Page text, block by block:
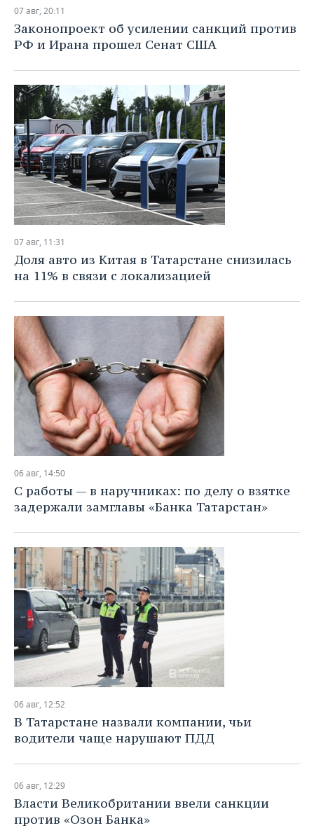
НЕФТЕХИМИЯ
НЕФТЬ
ОПК
ЭНЕРГЕТИКА
РОЗНИЧНАЯ ТОРГОВЛЯ
УСЛУГИ
НОВОСТИ ТЕХНОЛОГИЙ
МЕДИА
ТЕЛЕКОММУНИКАЦИИ
МЕРОПРИЯТИЯ
ВЫЕЗДНАЯ РЕДАКЦИЯ
БИЗНЕС-БРАНЧИ
ONLINE-КОНФЕРЕНЦИИ
ОТКРЫТАЯ ЛЕКЦИЯ
НОВОСТИ СПОРТА
ФУТБОЛ
ХОККЕЙ
БАСКЕТБОЛ
ВОЛЕЙБОЛ
ФИГУРНОЕ КАТАНИЕ
ВОДНЫЕ ВИДЫ СПОРТА
ХОККЕЙ С МЯЧОМ
ОБЩЕСТВО
НОВОСТИ ОБЩЕСТВА
ВЛАСТЬ
ИНФРАСТРУКТУРА
ИСТОРИЯ
МЕДИЦИНА
ОБРАЗОВАНИЕ
ПРОИСШЕСТВИЯ
ФОТОГАЛЕРЕЯ
СЮЖЕТЫ
СПРАВОЧНИК
СПИСОК ПЕРСОН
ПОЛНАЯ ВЕРСИЯ
07 авг, 20:11
Законопроект об усилении санкций против
РФ и Ирана прошел Сенат США
07 авг, 11:31
Доля авто из Китая в Татарстане снизилась
на 11% в связи с локализацией
06 авг, 14:50
С работы — в наручниках: по делу о взятке
задержали замглавы «Банка Татарстан»
06 авг, 12:52
В Татарстане назвали компании, чьи
водители чаще нарушают ПДД
06 авг, 12:29
Власти Великобритании ввели санкции
против «Озон Банка»